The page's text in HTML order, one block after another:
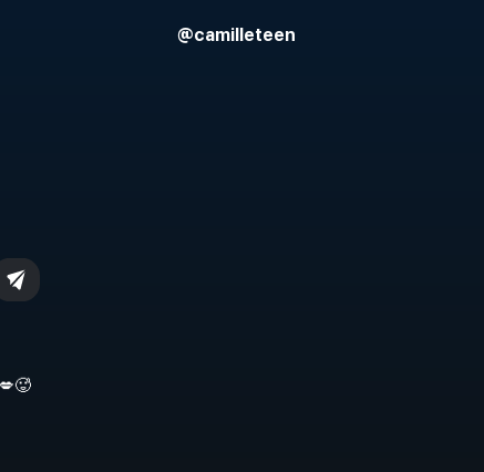
@camilleteen